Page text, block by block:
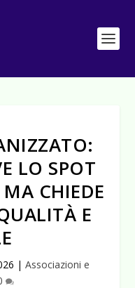
LO SPOT
CHIEDE
E
| Associazioni e